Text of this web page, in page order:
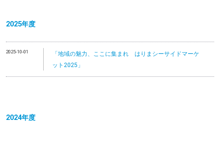
2025年度
2025-10-01
「地域の魅力、ここに集まれ はりまシーサイドマーケ
ット2025」
2024年度